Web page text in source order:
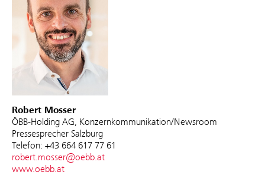
Robert Mosser
ÖBB-Holding AG, Konzernkommunikation/Newsroom
Pressesprecher Salzburg
Telefon: +43 664 617 77 61
robert.mosser@oebb.at
www.oebb.at